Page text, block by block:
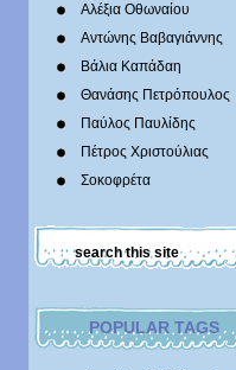
Αλέξια Οθωναίου
Αντώνης Βαβαγιάννης
Βάλια Καπάδαη
Θανάσης Πετρόπουλος
Παύλος Παυλίδης
Πέτρος Χριστούλιας
Σοκοφρέτα
POPULAR TAGS